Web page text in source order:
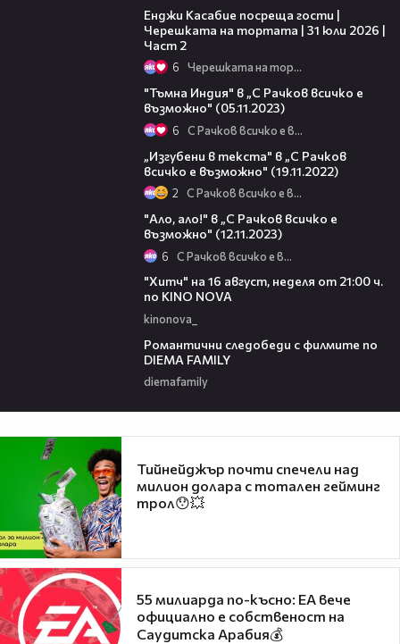
Енджи Касабие посреща гости |
Черешката на тортата | 31 юли 2026 |
Част 2
6 Черешката на тортата
"Тъмна Индия" в „С Рачков всичко е
възможно" (05.11.2023)
6 С Рачков всичко е възможно
„Изгубени в текста" в „С Рачков
всичко е възможно" (19.11.2022)
2 С Рачков всичко е възможно
"Ало, ало!" в „С Рачков всичко е
възможно" (12.11.2023)
6 С Рачков всичко е възможно
"Хитч" на 16 август, неделя от 21:00 ч.
по KINO NOVA
kinonova_
Романтични следобеди с филмите по
DIEMA FAMILY
diemafamily
Тийнейджър почти спечели над
милион долара с тотален гейминг
трол😯💥
55 милиарда по-късно: EA вече
официално е собственост на
Саудитска Арабия💰